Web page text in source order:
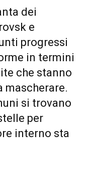
dei
e
progressi
in termini
che stanno
mascherare.
si trovano
per
interno sta